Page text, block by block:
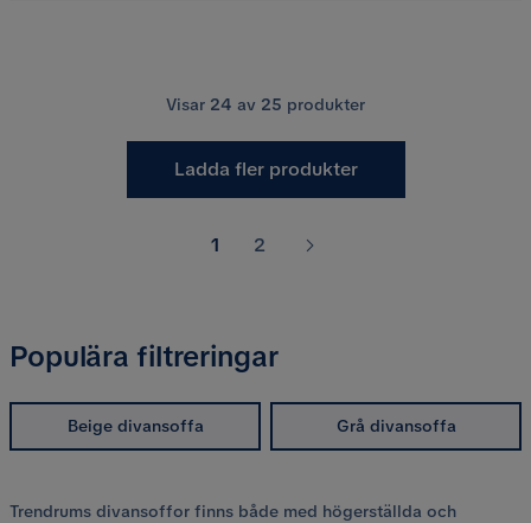
Visar 24 av 25 produkter
Ladda fler produkter
1 2
Populära filtreringar
Beige divansoffa Grå divansoffa
Trendrums divansoffor finns både med högerställda och